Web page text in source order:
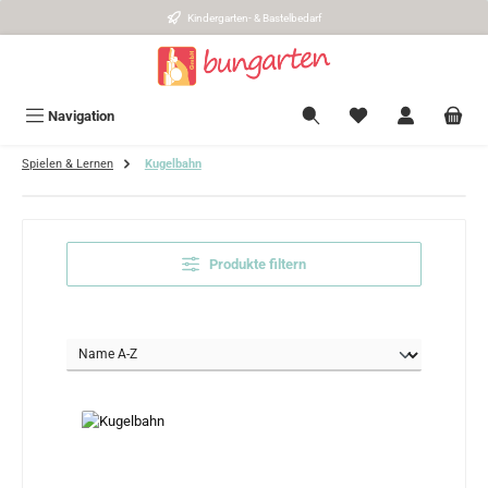
Kindergarten- & Bastelbedarf
Navigation
Spielen & Lernen Kugelbahn
Produkte filtern